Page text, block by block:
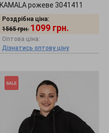
KAMALA рожеве 3041411
Роздрібна ціна:
1565 грн. 1099 грн.
Оптова ціна:
Дізнатись оптову ціну